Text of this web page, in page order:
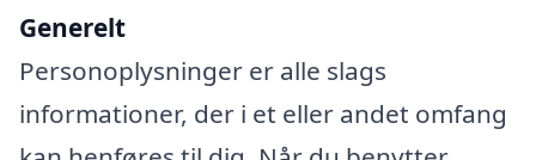
Generelt
Personoplysninger er alle slags
informationer, der i et eller andet omfang